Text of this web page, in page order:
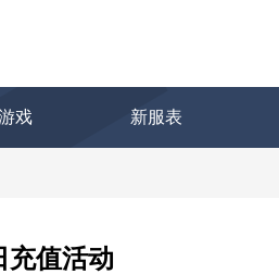
戏 新服表
充值活动